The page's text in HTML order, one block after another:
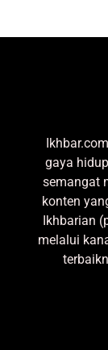
gaya
semangat
konten
Ikhbarian
melalui